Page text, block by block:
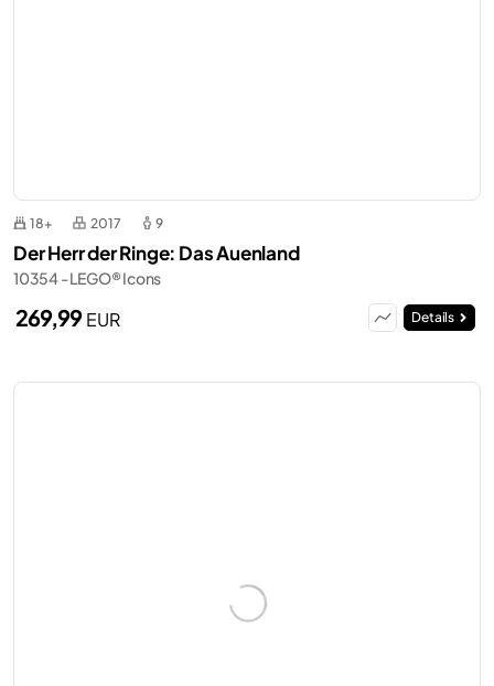
18+ 2017 9
Der Herr der Ringe: Das Auenland
10354 - LEGO® Icons
269,99EUR Details